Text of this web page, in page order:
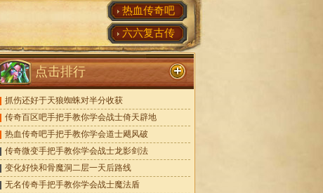
热血传奇吧
六六复古传
点击排行
抓伤还好于天狼蜘蛛对半分收获
传奇百区吧手把手教你学会战士倚天辟地
热血传奇吧手把手教你学会道士飓风破
传奇微变手把手教你学会战士龙影剑法
变化好快和骨魔洞二层一天后路线
无名传奇手把手教你学会战士魔法盾